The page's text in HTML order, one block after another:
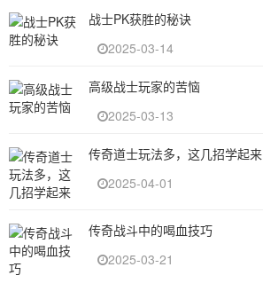
战士PK获胜的秘诀
2025-03-14
高级战士玩家的苦恼
2025-03-13
传奇道士玩法多，这几招学起来
2025-04-01
传奇战斗中的喝血技巧
2025-03-21